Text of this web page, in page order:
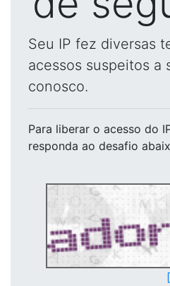
Seu IP fez diversas
acessos suspeitos a
conosco.
Para liberar o acesso do
responda ao desafio